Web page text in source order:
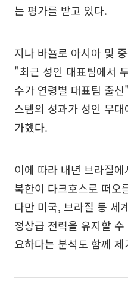
는 평가를 받고 있다.
지나 바뇰로 아시아 및
"최근 성인 대표팀에서
수가 연령별 대표팀 출
스템의 성과가 성인 무
가했다.
이에 따라 내년 브라질
북한이 다크호스로 떠오
다만 미국, 브라질 등 세
정상급 전력을 유지할
요하다는 분석도 함께